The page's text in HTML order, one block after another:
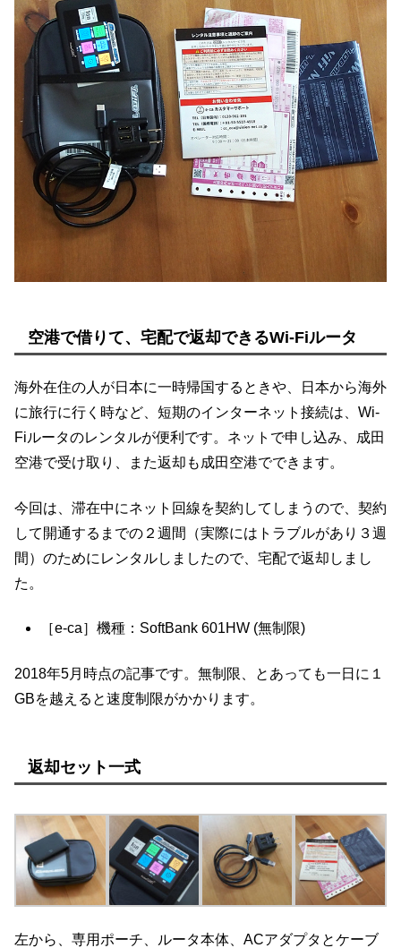
空港で借りて、宅配で返却できるWi-Fiルータ
海外在住の人が日本に一時帰国するときや、日本から海外
に旅行に行く時など、短期のインターネット接続は、Wi-
Fiルータのレンタルが便利です。ネットで申し込み、成田
空港で受け取り、また返却も成田空港でできます。
今回は、滞在中にネット回線を契約してしまうので、契約
して開通するまでの２週間（実際にはトラブルがあり３週
間）のためにレンタルしましたので、宅配で返却しまし
た。
［e-ca］機種：SoftBank 601HW (無制限)
2018年5月時点の記事です。無制限、とあっても一日に１
GBを越えると速度制限がかかります。
返却セット一式
左から、専用ポーチ、ルータ本体、ACアダプタとケーブ